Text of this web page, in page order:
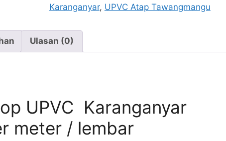
Karanganyar, UPVC Atap Tawangmangu
Ulasan (0)
UPVC Karanganyar
meter / lembar